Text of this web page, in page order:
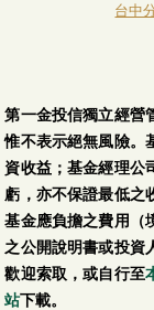
台中
第一金投信獨立經營
惟不表示絕無風險。
資收益；基金經理公
虧，亦不保證最低之
基金應負擔之費用（
之公開說明書或投資
歡迎索取，或自行至
站下載。